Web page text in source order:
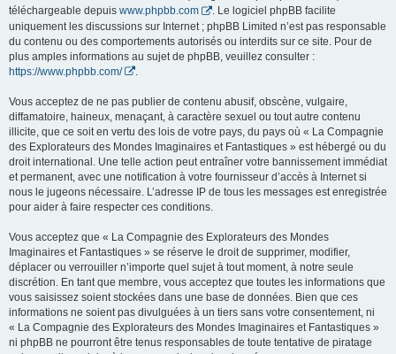
téléchargeable depuis www.phpbb.com
. Le logiciel phpBB facilite
uniquement les discussions sur Internet ; phpBB Limited n’est pas responsable
du contenu ou des comportements autorisés ou interdits sur ce site. Pour de
plus amples informations au sujet de phpBB, veuillez consulter :
https://www.phpbb.com/
Vous acceptez de ne pas publier de contenu abusif, obscène, vulgaire,
diffamatoire, haineux, menaçant, à caractère sexuel ou tout autre contenu
illicite, que ce soit en vertu des lois de votre pays, du pays où « La Compagnie
des Explorateurs des Mondes Imaginaires et Fantastiques » est hébergé ou du
droit international. Une telle action peut entraîner votre bannissement immédiat
et permanent, avec une notification à votre fournisseur d’accès à Internet si
nous le jugeons nécessaire. L’adresse IP de tous les messages est enregistrée
pour aider à faire respecter ces conditions.
Vous acceptez que « La Compagnie des Explorateurs des Mondes
Imaginaires et Fantastiques » se réserve le droit de supprimer, modifier,
déplacer ou verrouiller n’importe quel sujet à tout moment, à notre seule
discrétion. En tant que membre, vous acceptez que toutes les informations que
vous saisissez soient stockées dans une base de données. Bien que ces
informations ne soient pas divulguées à un tiers sans votre consentement, ni
« La Compagnie des Explorateurs des Mondes Imaginaires et Fantastiques »
ni phpBB ne pourront être tenus responsables de toute tentative de piratage